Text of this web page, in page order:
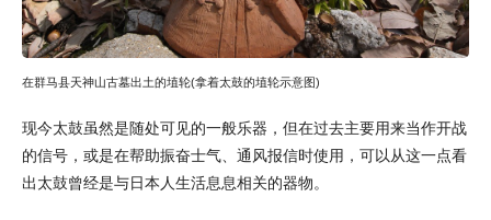
在群马县天神山古墓出土的埴轮(拿着太鼓的埴轮示意图)
现今太鼓虽然是随处可见的一般乐器，但在过去主要用来当作开战
的信号，或是在帮助振奋士气、通风报信时使用，可以从这一点看
出太鼓曾经是与日本人生活息息相关的器物。